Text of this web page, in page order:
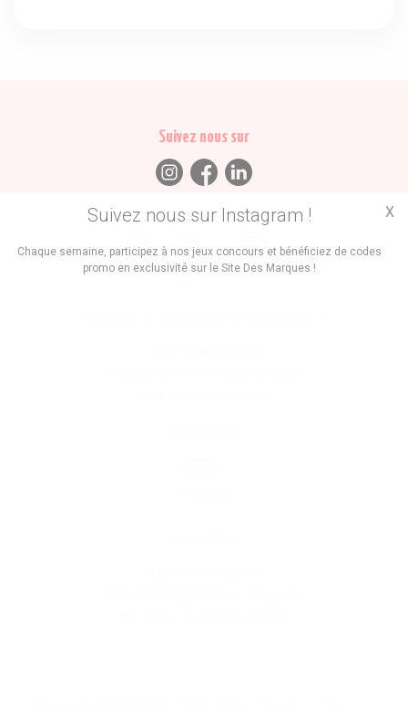
Suivez nous sur Instagram !
Chaque semaine, participez à nos jeux concours et bénéficiez de codes
promo en exclusivité sur le Site Des Marques !
X
Suivez nous sur
Trouvez des
Promos Marques Boutiques